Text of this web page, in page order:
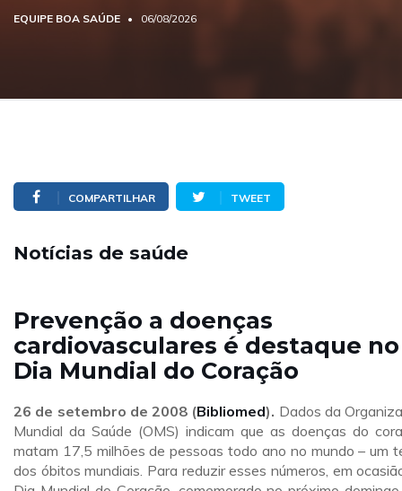
EQUIPE BOA SAÚDE 06/08/2026
COMPARTILHAR TWEET
Notícias de saúde
Prevenção a doenças
cardiovasculares é destaque no
Dia Mundial do Coração
26 de setembro de 2008 (Bibliomed). Dados da
Mundial da Saúde (OMS) indicam que as doenças do
matam 17,5 milhões de pessoas todo ano no mundo – um
dos óbitos mundiais. Para reduzir esses números, em